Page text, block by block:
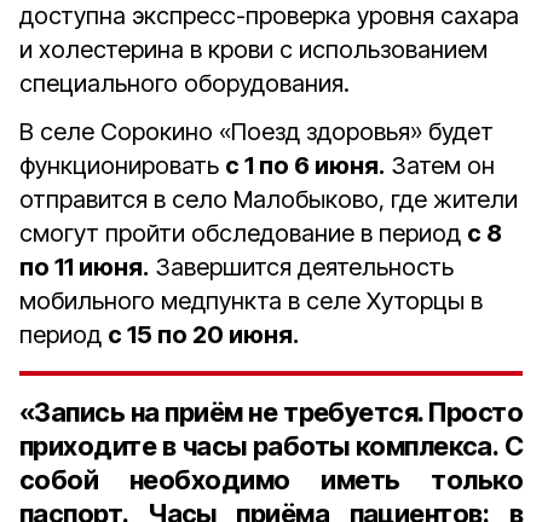
доступна экспресс-проверка уровня сахара
и холестерина в крови с использованием
специального оборудования.
В селе Сорокино «Поезд здоровья» будет
функционировать с 1 по 6 июня. Затем он
отправится в село Малобыково, где жители
смогут пройти обследование в период с 8
по 11 июня. Завершится деятельность
мобильного медпункта в селе Хуторцы в
период с 15 по 20 июня.
«Запись на приём не требуется. Просто
приходите в часы работы комплекса. С
собой необходимо иметь только
паспорт. Часы приёма пациентов: в